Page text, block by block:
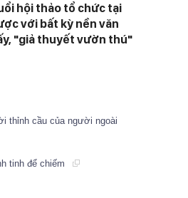
hội thảo tổ chức tại
với bất kỳ nền văn
"giả thuyết vườn thú"
thỉnh cầu của người ngoài
tinh để chiếm